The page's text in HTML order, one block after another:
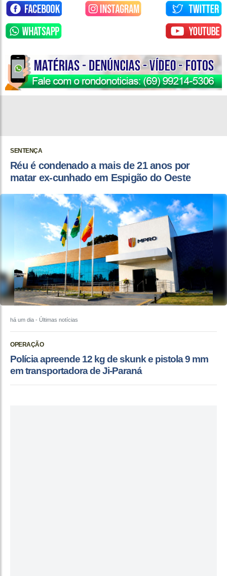
SENTENÇA
Réu é condenado a mais de 21 anos por
matar ex-cunhado em Espigão do Oeste
há um dia - Últimas notícias
OPERAÇÃO
Polícia apreende 12 kg de skunk e pistola 9 mm
em transportadora de Ji-Paraná